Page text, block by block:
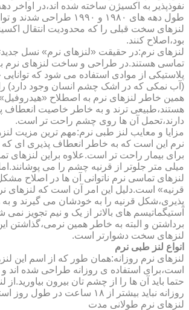
طول دهه های ۱۹۸۰ و ۱۹۹۰
لنزهای سخت قبلی را که محدودیت انتقال
بود،اصلاح کنند.
لنزهای نرم:در حقیقت «لنزهای نرم» نسل
تماسی هستند.در طراحی و ساخت لنزهای نرم
پلاستیکی از موادی استفاده می شود که
(آب نمکی که در اشک چشم انسان وجود دارد) را
همین خاطر لنزهای نرم به اصطلاح
هستند،طبیعی ترند و به خاطر خاصیت انعطاف
دارند،تحمل آن ها روی چشم راحت تر است.
مزایا و معایب لنز طبی نرم:مهم ترین مزیت
نرم این است که به خاطر انعطاف پذیری ای که
برای بیمار راحت تر است.علاوه براین لنزهای
میلی متر جلوتر از قرنیه چشم را می
لنزهای تماسی نرم ناتوانی آن ها در اصلاح
قرنیه» است.دلیل این امر آن است که لنزهای
پذیری،شکل قرنیه را به خودشان می گیرند و
آستیگماتیسم های بالاتر از یک و نیم تجویز
برداشتن و البته به خاطر همین نرمی،گذاشتن این
لنزهای سخت دشوارتر است.
انواع لنز طبی نرم
لنزهای نرم روزانه:همان طور که از اسم این
است،برای استفاده ی روزانه طراحی شده
حتما باید آن ها را از چشم تان بیرون
روزانه نباید بیشتر از ۱۸ ساعت در طول روز استفاده کنید.
لنزهای نرم طولانی مدت